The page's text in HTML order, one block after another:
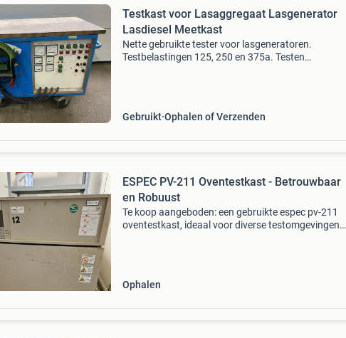
Testkast voor Lasaggregaat Lasgenerator
Lasdiesel Meetkast
Nette gebruikte tester voor lasgeneratoren.
Testbelastingen 125, 250 en 375a. Testen
Gebruikt Ophalen of Verzenden
ESPEC PV-211 Oventestkast - Betrouwbaar
en Robuust
Te koop aangeboden: een gebruikte espec pv-211
oventestkast, ideaal voor diverse testomgevingen.
Ophalen